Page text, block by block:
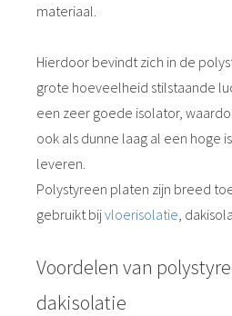
materiaal.
Hierdoor bevindt zich in de
grote hoeveelheid stilstaande
een zeer goede isolator,
ook als dunne laag al een hoge
leveren.
Polystyreen platen zijn breed
gebruikt bijvloerisolatie ,
Voordelen van
dakisolatie